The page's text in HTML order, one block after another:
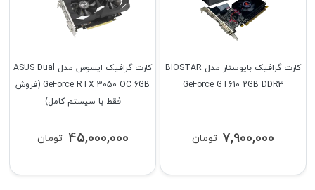
کارت گرافیک ایسوس مدل ASUS Dual
GeForce RTX 3050 OC 6GB (فروش
فقط با سیستم کامل)
تومان 45,000,000
کارت گرافیک بایوستار مدل BIOSTAR
GeForce GT610 2GB DDR3
تومان 7,900,000